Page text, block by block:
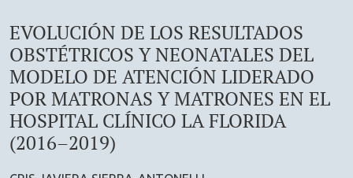
EVOLUCIÓN DE LOS RESULTADOS
OBSTÉTRICOS Y NEONATALES DEL
MODELO DE ATENCIÓN LIDERADO
POR MATRONAS Y MATRONES EN EL
HOSPITAL CLÍNICO LA FLORIDA
(2016–2019)